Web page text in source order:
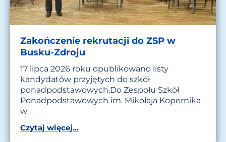
Zakończenie rekrutacji do ZSP w
Busku-Zdroju
17 lipca 2026 roku opublikowano listy
kandydatów przyjętych do szkół
ponadpodstawowych.Do Zespołu Szkół
Ponadpodstawowych im. Mikołaja Kopernika
w
Czytaj więcej...